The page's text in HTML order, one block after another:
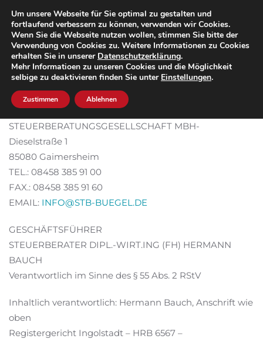
Zum Hauptinhalt springen
Impressum
BÜGEL BIENERT & BAUCH
STEUERBERATUNGSGESELLSCHAFT MBH-
Dieselstraße 1
85080 Gaimersheim
TEL.: 08458 385 91 00
FAX.: 08458 385 91 60
EMAIL: INFO@STB-BUEGEL.DE
GESCHÄFTSFÜHRER
STEUERBERATER DIPL.-WIRT.ING (FH) HERMANN
BAUCH
Verantwortlich im Sinne des § 55 Abs. 2 RStV
Inhaltlich verantwortlich: Hermann Bauch, Anschrift wie
oben
Registergericht Ingolstadt – HRB 6567 –
Um unsere Webseite für Sie optimal zu gestalten und
fortlaufend verbessern zu können, verwenden wir Cookies.
Wenn Sie die Webseite nutzen wollen, stimmen Sie bitte der
Verwendung von Cookies zu. Weitere Informationen zu Cookies
erhalten Sie in unserer Datenschutzerklärung.
Mehr Informatioen zu unseren Cookies und die Möglichkeit
selbige zu deaktivieren finden Sie unter Einstellungen.
Zustimmen Ablehnen